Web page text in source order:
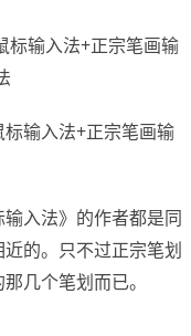
入法》的作者都是同
的。只不过正宗笔划
几个笔划而已。